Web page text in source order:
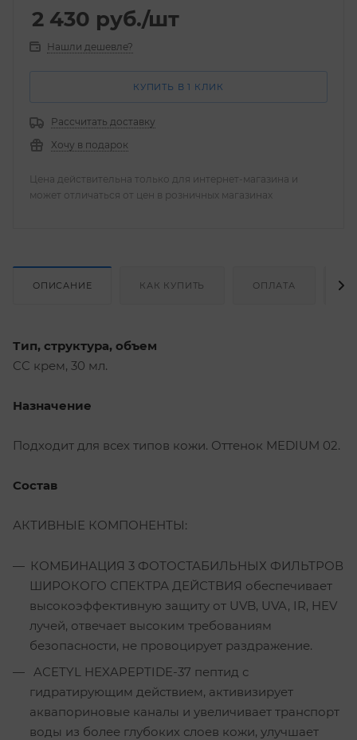
2 430 руб./шт
Нашли дешевле?
КУПИТЬ В 1 КЛИК
Рассчитать доставку
Хочу в подарок
Цена действительна только для интернет-магазина и
может отличаться от цен в розничных магазинах
ОПИСАНИЕ КАК КУПИТЬ ОПЛАТА
Тип, структура, объем
CC крем, 30 мл.
Назначение
Подходит для всех типов кожи. Оттенок MEDIUM 02.
Состав
АКТИВНЫЕ КОМПОНЕНТЫ:
КОМБИНАЦИЯ 3 ФОТОСТАБИЛЬНЫХ ФИЛЬТРОВ
ШИРОКОГО СПЕКТРА ДЕЙСТВИЯ обеспечивает
высокоэффективную защиту от UVB, UVA, IR, HEV
лучей, отвечает высоким требованиям
безопасности, не провоцирует раздражение.
ACETYL HEXAPEPTIDE-37 пептид с
гидратирующим действием, активизирует
аквапориновые каналы и увеличивает транспорт
воды из более глубоких слоев кожи, улучшает